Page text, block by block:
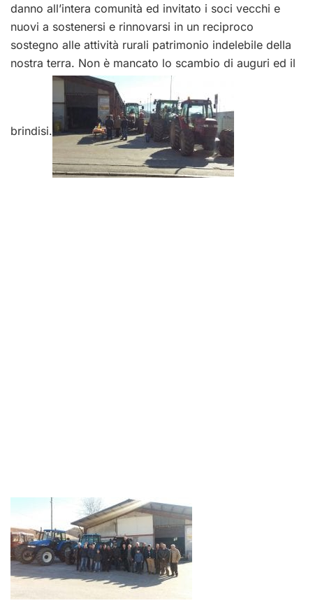
danno all’intera comunità ed invitato i soci vecchi e
nuovi a sostenersi e rinnovarsi in un reciproco
sostegno alle attività rurali patrimonio indelebile della
nostra terra. Non è mancato lo scambio di auguri ed il
brindisi.